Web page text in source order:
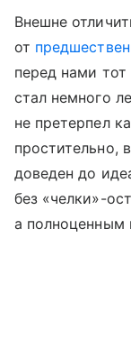
Внешне
от
перед нами
стал немного
не претерпел
простительно,
доведен до
без «челки»-
а полноценным